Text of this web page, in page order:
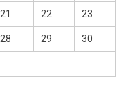
21 22 23
28 29 30